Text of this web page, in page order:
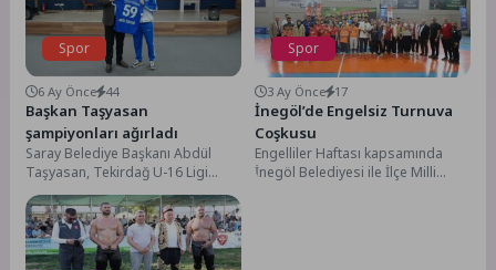
Spor
6 Ay Önce 44
Başkan Taşyasan
şampiyonları ağırladı
Saray Belediye Başkanı Abdül
Taşyasan, Tekirdağ U-16 Ligi
Şampiyonu Tekirdağ Marmara
Spor U- 16 takımı...
Spor
3 Ay Önce 17
İnegöl’de Engelsiz Turnuva
Coşkusu
Engelliler Haftası kapsamında
İnegöl Belediyesi ile İlçe Milli